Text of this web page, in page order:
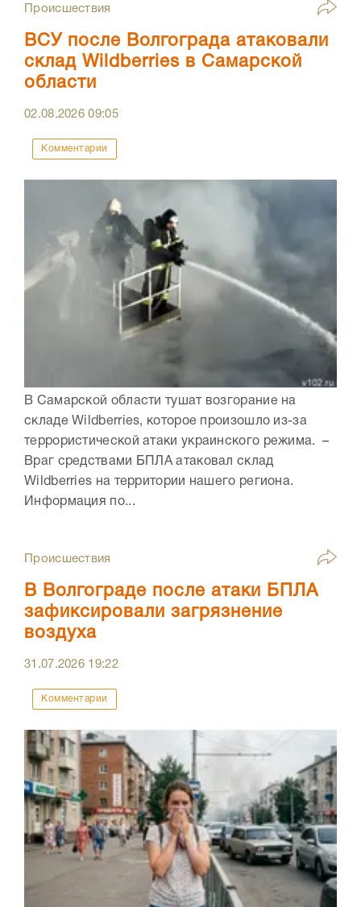
Происшествия
ВСУ после Волгограда атаковали
склад Wildberries в Самарской
области
02.08.202609:05
Комментарии
В Самарской области тушат возгорание на
складе Wildberries, которое произошло из-за
террористической атаки украинского режима. –
Враг средствами БПЛА атаковал склад
Wildberries на территории нашего региона.
Информация по...
Происшествия
В Волгограде после атаки БПЛА
зафиксировали загрязнение
воздуха
31.07.2026 19:22
Комментарии